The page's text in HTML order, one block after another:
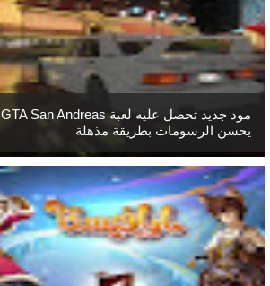
مود جديد تحصل عليه لعبة GTA San Andreas
يحسن الرسومات بطريقة مذهلة